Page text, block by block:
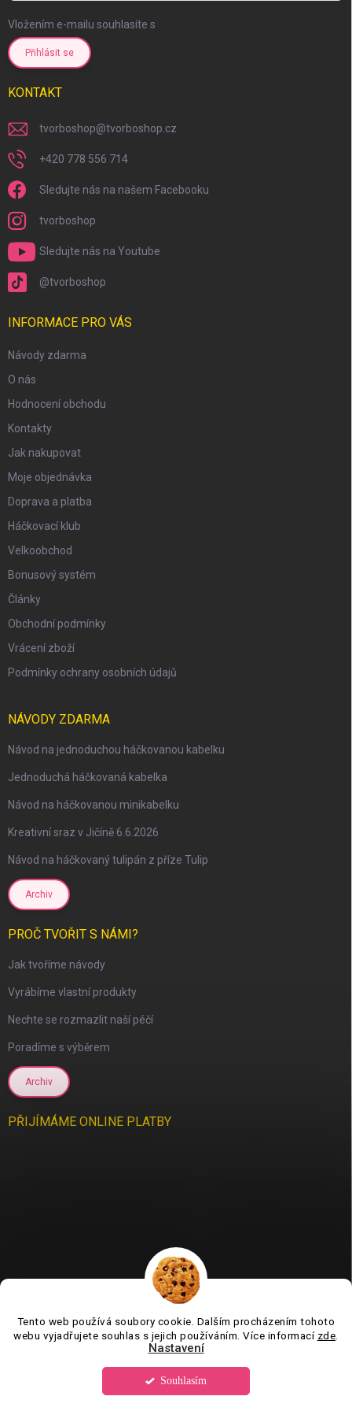
Tento web používá soubory cookie. Dalším procházením tohoto
webu vyjadřujete souhlas s jejich používáním. Více informací zde
Nastavení
Souhlasím
Vložením e-mailu souhlasíte s
Přihlásit se
KONTAKT
tvorboshop@tvorboshop.cz
+420 778 556 714
Sledujte nás na našem Facebooku
tvorboshop
Sledujte nás na Youtube
@tvorboshop
INFORMACE PRO VÁS
Návody zdarma
O nás
Hodnocení obchodu
Kontakty
Jak nakupovat
Moje objednávka
Doprava a platba
Háčkovací klub
Velkoobchod
Bonusový systém
Články
Obchodní podmínky
Vrácení zboží
Podmínky ochrany osobních údajů
NÁVODY ZDARMA
Návod na jednoduchou háčkovanou kabelku
Jednoduchá háčkovaná kabelka
Návod na háčkovanou minikabelku
Kreativní sraz v Jičíně 6.6.2026
Návod na háčkovaný tulipán z příze Tulip
Archiv
PROČ TVOŘIT S NÁMI?
Jak tvoříme návody
Vyrábíme vlastní produkty
Nechte se rozmazlit naší péčí
Poradíme s výběrem
Archiv
PŘIJÍMÁME ONLINE PLATBY
Jsme tu pro vás už 11 let❤️
Tvorboshop.cz. Všechna práva vyhrazena.
nastavení cookies